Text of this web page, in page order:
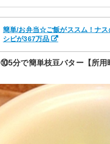
簡単/お弁当☆ご飯がススム！ナ
シピが367万品
⑩5分で簡単枝豆バター【所用